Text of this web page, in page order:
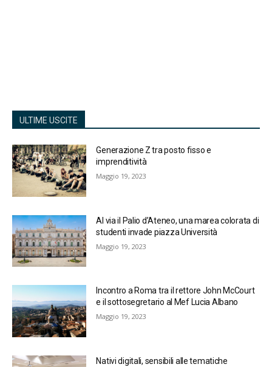
ULTIME USCITE
Generazione Z tra posto fisso e
imprenditività
Maggio 19, 2023
Al via il Palio d’Ateneo, una marea colorata di
studenti invade piazza Università
Maggio 19, 2023
Incontro a Roma tra il rettore John McCourt
e il sottosegretario al Mef Lucia Albano
Maggio 19, 2023
Nativi digitali, sensibili alle tematiche